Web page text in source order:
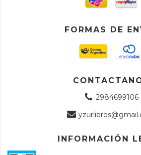
FORMAS DE
2984699106
INFORMACIÓN